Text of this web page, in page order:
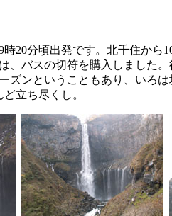
20分頃出発です。北千住か
、バスの切符を購入しました
ズンということもあり、いろ
立ち尽くし。